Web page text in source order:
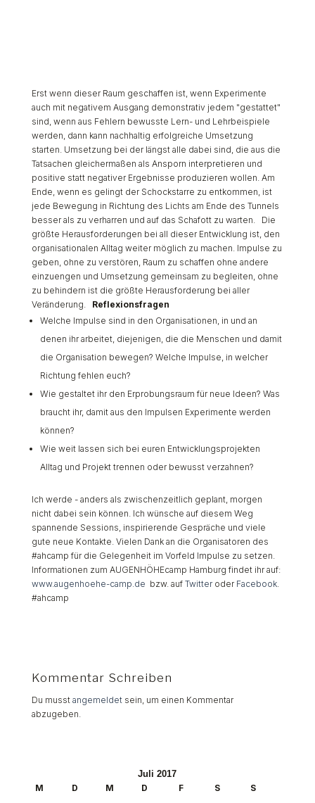
Erst wenn dieser Raum geschaffen ist, wenn Experimente
auch mit negativem Ausgang demonstrativ jedem "gestattet"
sind, wenn aus Fehlern bewusste Lern- und Lehrbeispiele
werden, dann kann nachhaltig erfolgreiche Umsetzung
starten. Umsetzung bei der längst alle dabei sind, die aus die
Tatsachen gleichermaßen als Ansporn interpretieren und
positive statt negativer Ergebnisse produzieren wollen. Am
Ende, wenn es gelingt der Schockstarre zu entkommen, ist
jede Bewegung in Richtung des Lichts am Ende des Tunnels
besser als zu verharren und auf das Schafott zu warten. Die
größte Herausforderungen bei all dieser Entwicklung ist, den
organisationalen Alltag weiter möglich zu machen. Impulse zu
geben, ohne zu verstören, Raum zu schaffen ohne andere
einzuengen und Umsetzung gemeinsam zu begleiten, ohne
zu behindern ist die größte Herausforderung bei aller
Veränderung. Reflexionsfragen
Welche Impulse sind in den Organisationen, in und an
denen ihr arbeitet, diejenigen, die die Menschen und damit
die Organisation bewegen? Welche Impulse, in welcher
Richtung fehlen euch?
Wie gestaltet ihr den Erprobungsraum für neue Ideen? Was
braucht ihr, damit aus den Impulsen Experimente werden
können?
Wie weit lassen sich bei euren Entwicklungsprojekten
Alltag und Projekt trennen oder bewusst verzahnen?
Ich werde - anders als zwischenzeitlich geplant, morgen
nicht dabei sein können. Ich wünsche auf diesem Weg
spannende Sessions, inspirierende Gespräche und viele
gute neue Kontakte. Vielen Dank an die Organisatoren des
#ahcamp für die Gelegenheit im Vorfeld Impulse zu setzen.
Informationen zum AUGENHÖHEcamp Hamburg findet ihr auf:
www.augenhoehe-camp.de bzw. auf Twitteroder Facebook.
#ahcamp
Kommentar Schreiben
Du musst angemeldetsein, um einen Kommentar
abzugeben.
Juli 2017
M
D M D F S
S